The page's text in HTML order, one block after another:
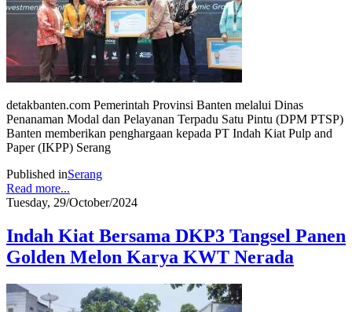
detakbanten.com Pemerintah Provinsi Banten melalui Dinas
Penanaman Modal dan Pelayanan Terpadu Satu Pintu (DPM PTSP)
Banten memberikan penghargaan kepada PT Indah Kiat Pulp and
Paper (IKPP) Serang
Published inSerang
Read more...
Tuesday, 29/October/2024
Indah Kiat Bersama DKP3 Tangsel Panen
Golden Melon Karya KWT Nerada